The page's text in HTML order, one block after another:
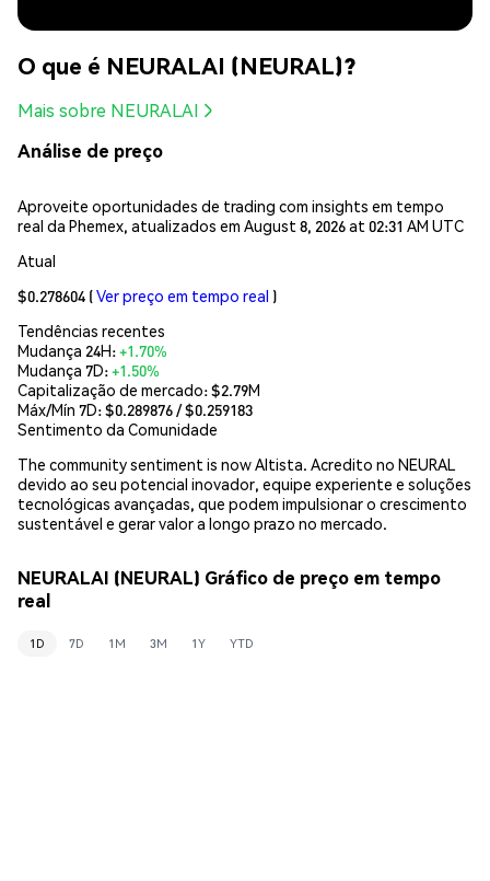
O que é NEURALAI (NEURAL)?
Mais sobre NEURALAI
Análise de preço
Aproveite oportunidades de trading com insights em tempo
real da Phemex, atualizados em August 8, 2026 at 02:31 AM UTC
Atual
$0.278604 (Ver preço em tempo real )
Tendências recentes
Mudança 24H:+1.70%
Mudança 7D:+1.50%
Capitalização de mercado:$2.79M
Máx/Mín 7D: $0.289876/ $0.259183
Sentimento da Comunidade
The community sentiment is now Altista. Acredito no NEURAL
devido ao seu potencial inovador, equipe experiente e soluções
tecnológicas avançadas, que podem impulsionar o crescimento
sustentável e gerar valor a longo prazo no mercado.
NEURALAI (NEURAL) Gráfico de preço em tempo
real
1D 7D 1M 3M 1Y YTD